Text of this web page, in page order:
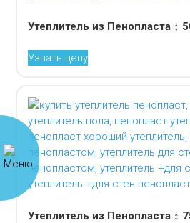
Утеплитель из Пенопласта ↕
Узнать цену
Утеплитель из Пенопласта ↕